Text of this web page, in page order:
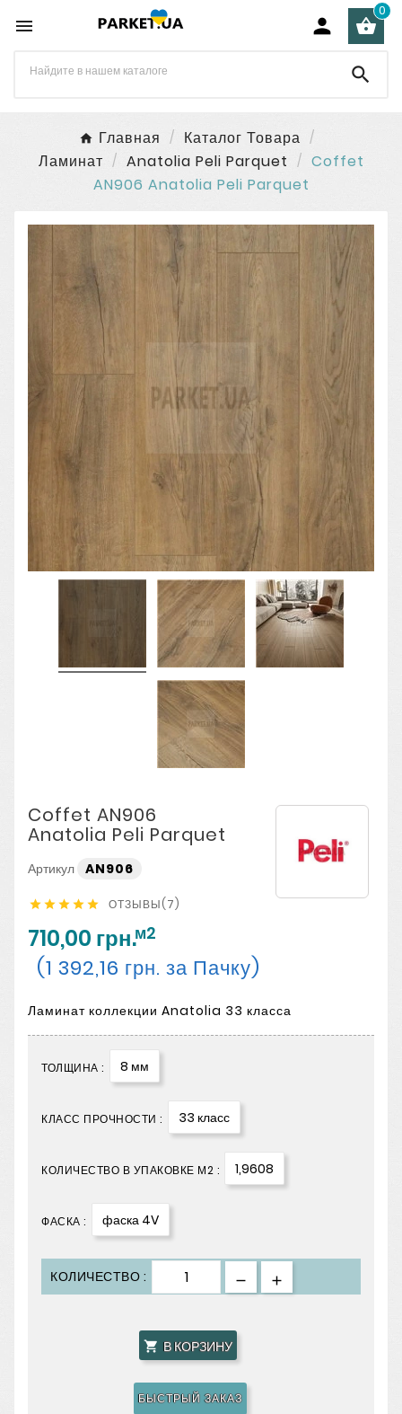
  
0

Главная
Каталог Товара
Ламинат
Anatolia Peli Parquet
Coffet
AN906 Anatolia Peli Parquet
Coffet AN906
Anatolia Peli Parquet
Артикул AN906
     ОТЗЫВЫ(7)
710,00 грн.м2
(1 392,16 грн. за Пачку)
Ламинат коллекции Anatolia 33 класса
ТОЛЩИНА : 8 мм
КЛАСС ПРОЧНОСТИ : 33 класс
КОЛИЧЕСТВО В УПАКОВКЕ М2 : 1,9608
ФАСКА : фаска 4V
КОЛИЧЕСТВО :
 В КОРЗИНУ
БЫСТРЫЙ ЗАКАЗ